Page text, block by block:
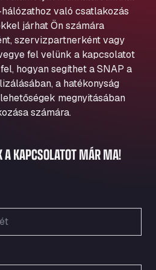
24, 68219
66871
való csatlakozás
járhat Ön számára
szervizpartnerként vagy
fel velünk a kapcsolatot
hogyan segíthet a SNAP a
a hatékonyság
megnyitásában
számára.
A KAPCSOLATOT MÁR MA!